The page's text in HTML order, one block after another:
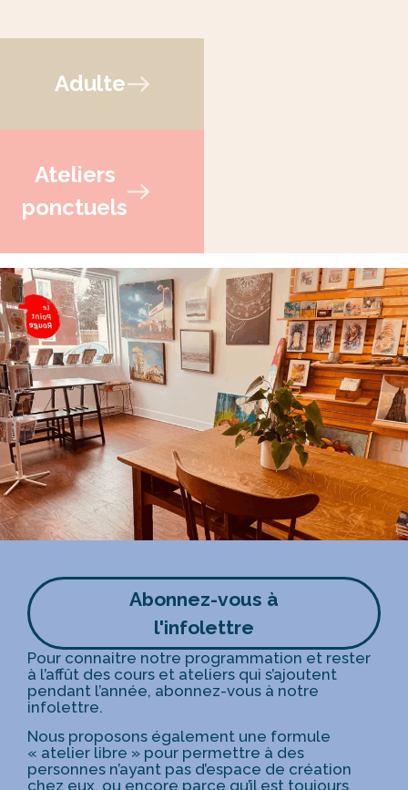
Adulte
Ateliers
ponctuels
Abonnez-vous à
l'infolettre
Pour connaitre notre programmation et rester
à l’affût des cours et ateliers qui s’ajoutent
pendant l’année, abonnez-vous à notre
infolettre.
Nous proposons également une formule
« atelier libre » pour permettre à des
personnes n’ayant pas d’espace de création
chez eux, ou encore parce qu’il est toujours